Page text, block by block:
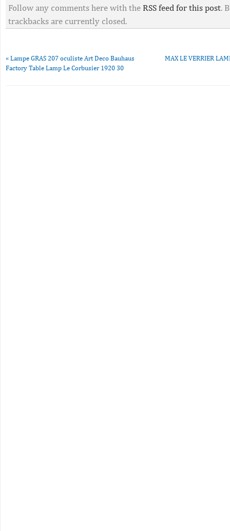
Follow any comments here with the RSS feed for this post.
trackbacks are currently closed.
« Lampe GRAS 207 oculiste Art Deco Bauhaus
Factory Table Lamp Le Corbusier 1920 30
MAX LE VERRIER